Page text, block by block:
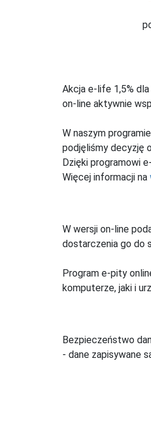
Akcja e-life 1,5%
on-line aktywnie
W naszym
podjęliśmy decyzję
Dzięki programowi
Więcej informacji na
W wersji on-line
dostarczenia go do
Program e-pity
komputerze, jaki i
Bezpieczeństwo
- dane zapisywane